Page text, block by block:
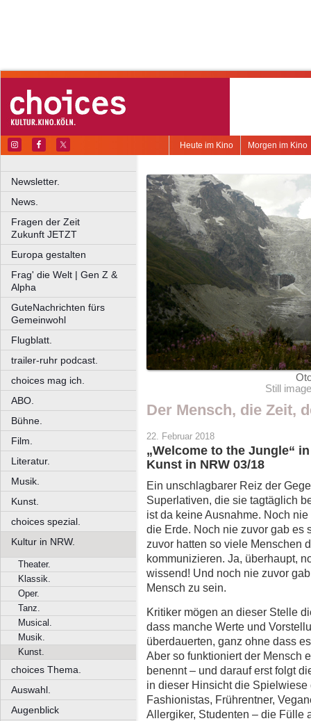
Morgen im Kino
Heute im Kino
Newsletter.
News.
Fragen der Zeit
Zukunft JETZT
Europa gestalten
Frag' die Welt | Gen Z &
Alpha
GuteNachrichten fürs
Gemeinwohl
Flugblatt.
trailer-ruhr podcast.
choices mag ich.
ABO.
Bühne.
Film.
Literatur.
Musik.
Kunst.
choices spezial.
Kultur in NRW.
Theater.
Klassik.
Oper.
Tanz.
Musical.
Musik.
Kunst.
choices Thema.
Auswahl.
Augenblick
Still
Der Mensch, die Zeit,
22. Februar 2018
„Welcome to the Jungle“
Kunst in NRW 03/18
Ein unschlagbarer Reiz der
Superlativen, die sie tagtäglich
ist da keine Ausnahme. Noch
die Erde. Noch nie zuvor gab es
zuvor hatten so viele Menschen
kommunizieren. Ja, überhaupt,
wissend! Und noch nie zuvor
Mensch zu sein.
Kritiker mögen an dieser Stelle
dass manche Werte und
überdauerten, ganz ohne dass
Aber so funktioniert der Mensch
benennt – und darauf erst folgt
in dieser Hinsicht die
Fashionistas, Frührentner,
Allergiker, Studenten – die Fülle